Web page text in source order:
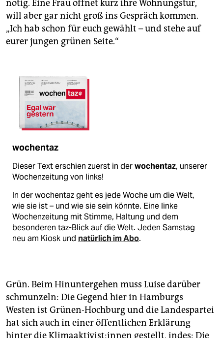
nötig. Eine Frau öffnet kurz ihre Wohnungstür,
will aber gar nicht groß ins Gespräch kommen.
„Ich hab schon für euch gewählt – und stehe auf
eurer jungen grünen Seite.“
wochentaz
Dieser Text erschien zuerst in derwochentaz, unserer
Wochenzeitung von links!
In der wochentaz geht es jede Woche um die Welt,
wie sie ist – und wie sie sein könnte. Eine linke
Wochenzeitung mit Stimme, Haltung und dem
besonderen taz-Blick auf die Welt. Jeden Samstag
neu am Kiosk und natürlich im Abo.
Grün. Beim Hinuntergehen muss Luise darüber
schmunzeln: Die Gegend hier in Hamburgs
Westen ist Grünen-Hochburg und die Landespartei
hat sich auch in einer öffentlichen Erklärung
hinter die Kli­ma­ak­ti­vis­t:in­nen gestellt, indes: Die